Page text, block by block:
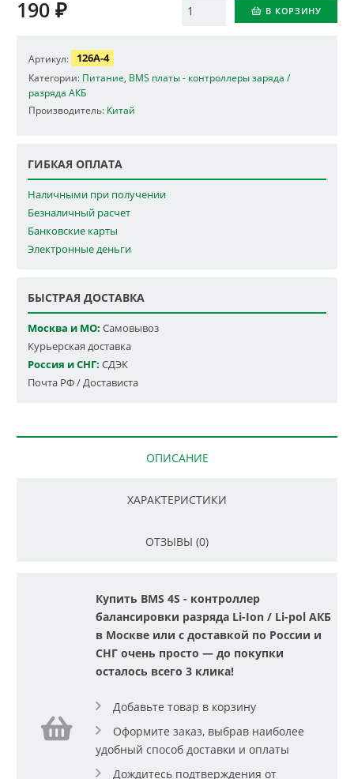
Количество В КОРЗИНУ
190 ₽
Артикул: 126A-4
Категории: Питание BMS платы - контроллеры заряда /
разряда АКБ
Производитель: Китай
ГИБКАЯ ОПЛАТА
Наличными при получении
Безналичный расчет
Банковские карты
Электронные деньги
БЫСТРАЯ ДОСТАВКА
Москва и МО: Самовывоз
Курьерская доставка
Россия и СНГ: СДЭК
Почта РФ / Достависта
ОПИСАНИЕ
ХАРАКТЕРИСТИКИ
ОТЗЫВЫ (0)
Купить BMS 4S - контроллер
балансировки разряда Li-Ion / Li-pol АКБ
в Москве или с доставкой по России и
СНГ очень просто — до покупки
осталось всего 3 клика!
Добавьте товар в корзину
Оформите заказ, выбрав наиболее
удобный способ доставки и оплаты
Дождитесь подтверждения от